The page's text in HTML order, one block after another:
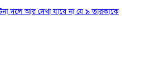
দলে আর দেখা যাবে না যে ৯ তারকাকে